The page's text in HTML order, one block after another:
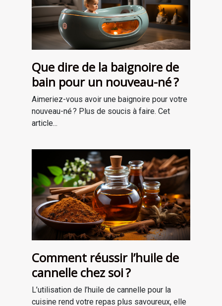
Que dire de la baignoire de
bain pour un nouveau-né ?
Aimeriez-vous avoir une baignoire pour votre
nouveau-né ? Plus de soucis à faire. Cet
article...
Comment réussir l’huile de
cannelle chez soi ?
L’utilisation de l’huile de cannelle pour la
cuisine rend votre repas plus savoureux, elle